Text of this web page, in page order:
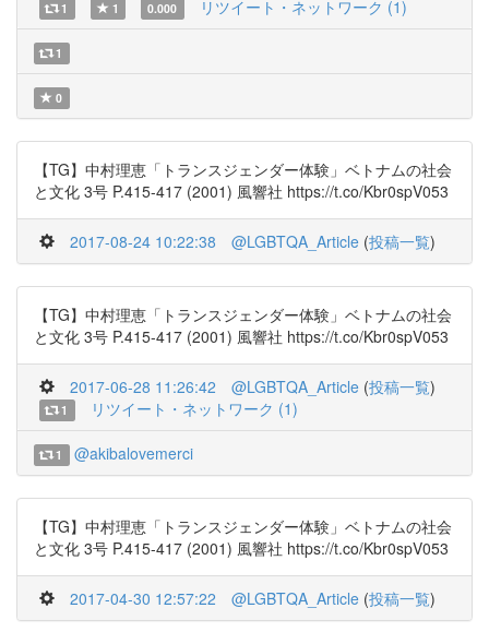
1 1 0.000 リツイート・ネットワーク (1)
1
0
【TG】中村理恵「トランスジェンダー体験」ベトナムの社会
と文化 3号 P.415-417 (2001) 風響社 https://t.co/Kbr0spV053
2017-08-24 10:22:38 @LGBTQA_Article (投稿一覧)
【TG】中村理恵「トランスジェンダー体験」ベトナムの社会
と文化 3号 P.415-417 (2001) 風響社 https://t.co/Kbr0spV053
2017-06-28 11:26:42 @LGBTQA_Article (投稿一覧)
1 リツイート・ネットワーク (1)
1 @akibalovemerci
【TG】中村理恵「トランスジェンダー体験」ベトナムの社会
と文化 3号 P.415-417 (2001) 風響社 https://t.co/Kbr0spV053
2017-04-30 12:57:22 @LGBTQA_Article (投稿一覧)